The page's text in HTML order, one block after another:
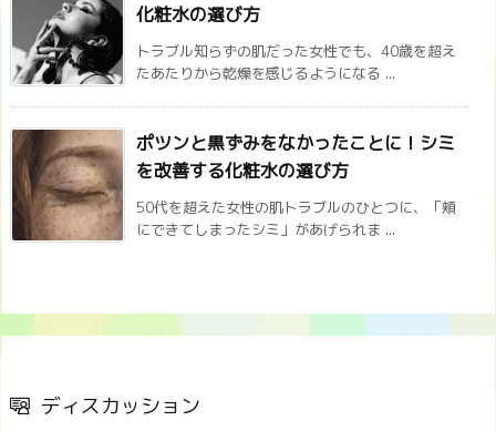
化粧水の選び方
トラブル知らずの肌だった女性でも、40歳を超え
たあたりから乾燥を感じるようになる ...
ポツンと黒ずみをなかったことに！シミ
を改善する化粧水の選び方
50代を超えた女性の肌トラブルのひとつに、「頬
にできてしまったシミ」があげられま ...
ディスカッション